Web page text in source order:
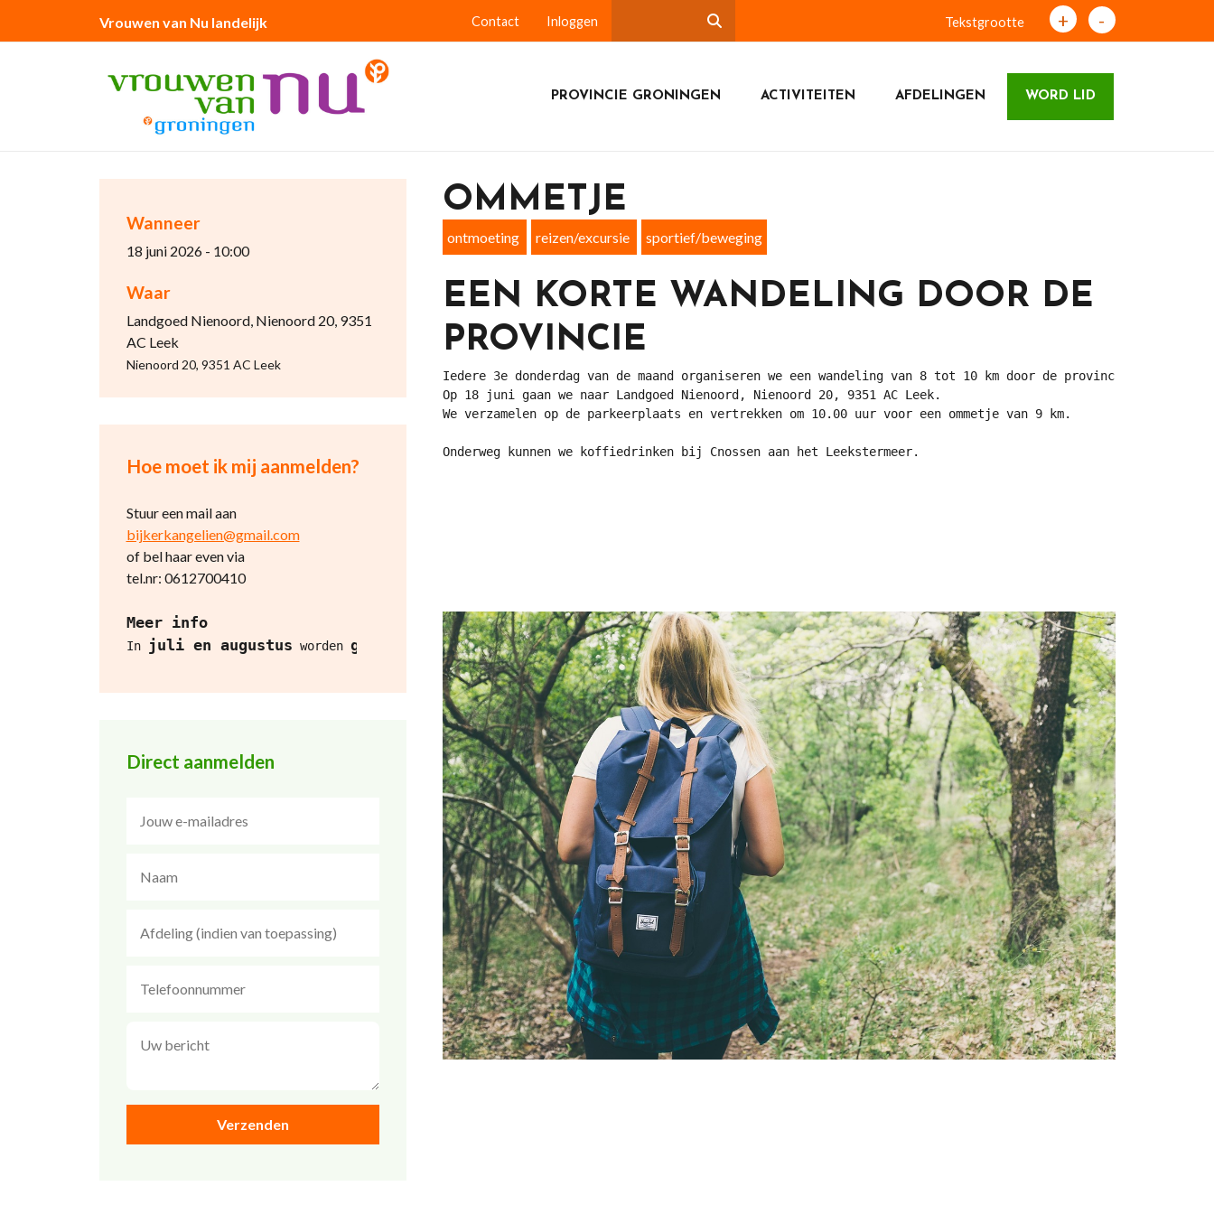
Vrouwen van Nu landelijk Contact Inloggen Tekstgrootte + -
PROVINCIE GRONINGEN ACTIVITEITEN AFDELINGEN WORD LID
Wanneer
18 juni 2026 - 10:00
Waar
Landgoed Nienoord, Nienoord 20, 9351
AC Leek
Nienoord 20, 9351 AC Leek
Hoe moet ik mij aanmelden?
Stuur een mail aan
bijkerkangelien@gmail.com
of bel haar even via
tel.nr: 0612700410
Meer info
In juli en augustus worden geen ommetjes georganiseerd.
Direct aanmelden
OMMETJE
ontmoeting reizen/excursie sportief/beweging
EEN KORTE WANDELING DOOR DE
PROVINCIE
Iedere 3e donderdag van de maand organiseren we een wandeling van 8 tot 10 km door de provincie.
Op 18 juni gaan we naar Landgoed Nienoord, Nienoord 20, 9351 AC Leek.